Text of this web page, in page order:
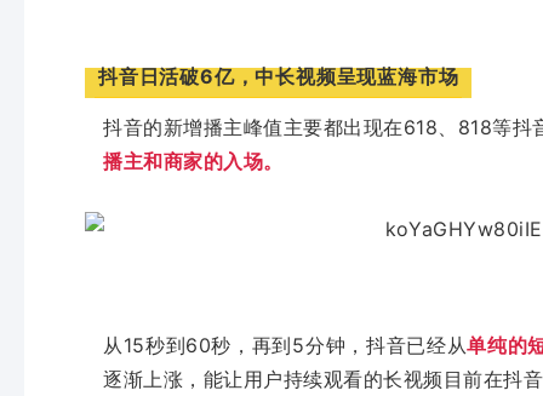
抖音日活破6亿，中长视频呈现蓝海市场
抖音的新增播主峰值主要都出现在618、818等抖
播主和商家的入场。
从15秒到60秒，再到5分钟，抖音已经从单纯的
逐渐上涨，能让用户持续观看的长视频目前在抖